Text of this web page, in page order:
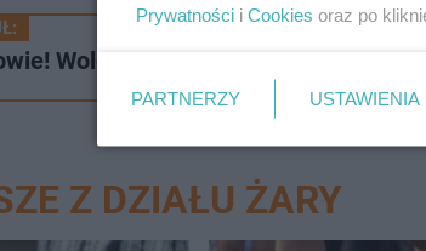
Wolontariusze Fundacji Dr Clown
Z DZIAŁU ŻARY
Prywatności i Cookies oraz po
PARTNERZY USTAWIENIA